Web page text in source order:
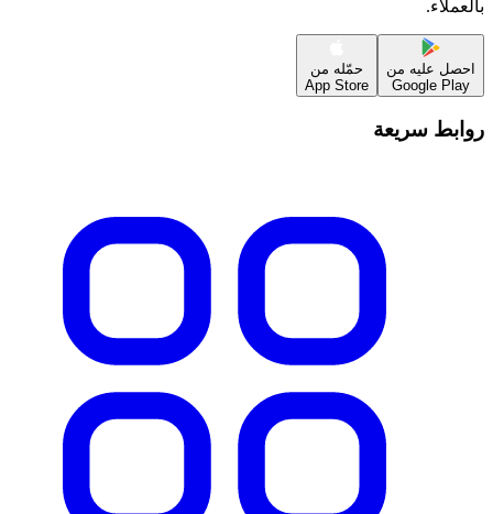
بالعملاء.
احصل عليه من
Google Play
حمّله من
App Store
روابط سريعة